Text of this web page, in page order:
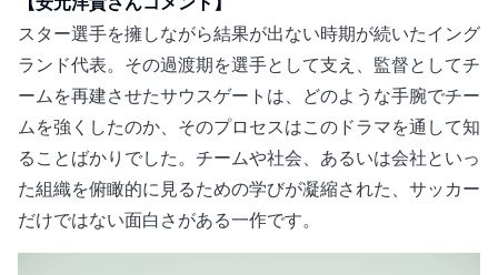
スター選手を擁しながら結果が出ない時期が続いたイング
ランド代表。その過渡期を選手として支え、監督としてチ
ームを再建させたサウスゲートは、どのような手腕でチー
ムを強くしたのか、そのプロセスはこのドラマを通して知
ることばかりでした。チームや社会、あるいは会社といっ
た組織を俯瞰的に見るための学びが凝縮された、サッカー
だけではない面白さがある一作です。